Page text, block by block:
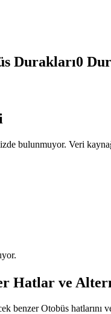
Durakları0
bulunmuyor. Veri
Hatlar ve
benzer Otobüs hatlarını